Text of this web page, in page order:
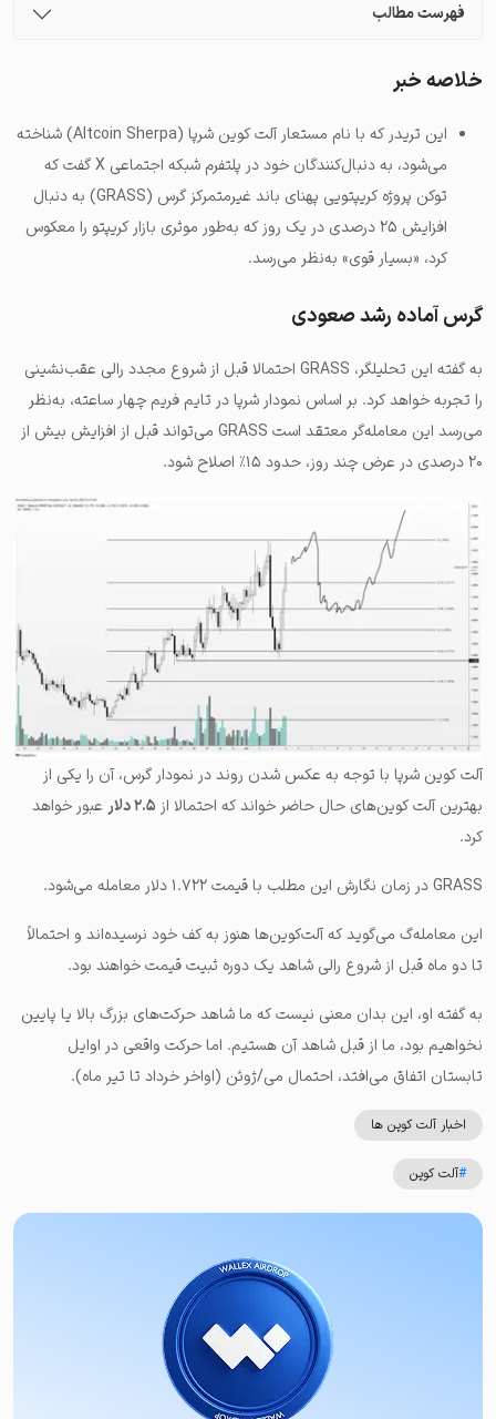
فهرست مطالب
خلاصه خبر
این تریدر که با نام مستعار آلت کوین شرپا (Altcoin Sherpa) شناخته
می‌شود، به دنبال‌کنندگان خود در پلتفرم شبکه اجتماعی X گفت که
توکن پروژه کریپتویی پهنای باند غیرمتمرکز گرس (GRASS) به دنبال
افزایش ۲۵ درصدی در یک روز که به‌طور موثری بازار کریپتو را معکوس
کرد، «بسیار قوی» به‌نظر می‌رسد.
گرس آماده رشد صعودی
به گفته این تحلیلگر، GRASS احتمالا قبل از شروع مجدد رالی عقب‌نشینی
را تجربه خواهد کرد. بر اساس نمودار شرپا در تایم فریم چهار ساعته، به‌نظر
می‌رسد این معامله‌گر معتقد است GRASS می‌تواند قبل از افزایش بیش از
۲۰ درصدی در عرض چند روز، حدود ۱۵٪ اصلاح شود.
آلت کوین شرپا با توجه به عکس شدن روند در نمودار گرس، آن را یکی از
بهترین آلت کوین‌های حال حاضر خواند که احتمالا از ۲.۵ دلار
عبور خواهد
کرد.
GRASS در زمان نگارش این مطلب با قیمت ۱.۷۲۲ دلار معامله می‌شود.
این معامله‌گ می‌گوید که آلت‌کوین‌ها هنوز به کف خود نرسیده‌اند و احتمالاً
تا دو ماه قبل از شروع رالی شاهد یک دوره ثبیت قیمت خواهند بود.
به گفته او، این بدان معنی نیست که ما شاهد حرکت‌های بزرگ بالا یا پایین
نخواهیم بود، ما از قبل شاهد آن هستیم. اما حرکت واقعی در اوایل
تابستان اتفاق می‌افتد، احتمال می/ژوئن (اواخر خرداد تا تیر ماه).
اخبار آلت کوین ها
#آلت کوین